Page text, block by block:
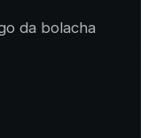
da bolacha